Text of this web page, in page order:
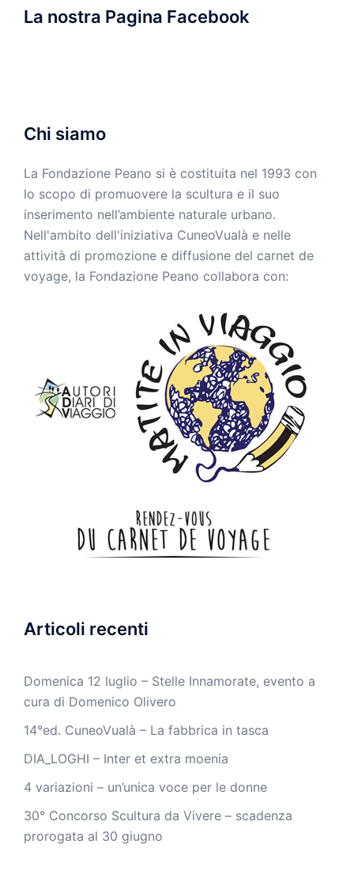
La nostra Pagina Facebook
Chi siamo
La Fondazione Peano si è costituita nel 1993 con
lo scopo di promuovere la scultura e il suo
inserimento nell’ambiente naturale urbano.
Nell'ambito dell'iniziativa CuneoVualà e nelle
attività di promozione e diffusione del carnet de
voyage, la Fondazione Peano collabora con:
Articoli recenti
Domenica 12 luglio – Stelle Innamorate, evento a
cura di Domenico Olivero
14°ed. CuneoVualà – La fabbrica in tasca
DIA_LOGHI – Inter et extra moenia
4 variazioni – un’unica voce per le donne
30° Concorso Scultura da Vivere – scadenza
prorogata al 30 giugno